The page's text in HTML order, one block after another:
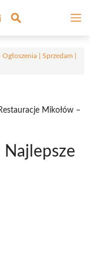
| Sprzedam |
Mikołów –
Najlepsze